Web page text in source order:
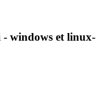
- windows et linux-